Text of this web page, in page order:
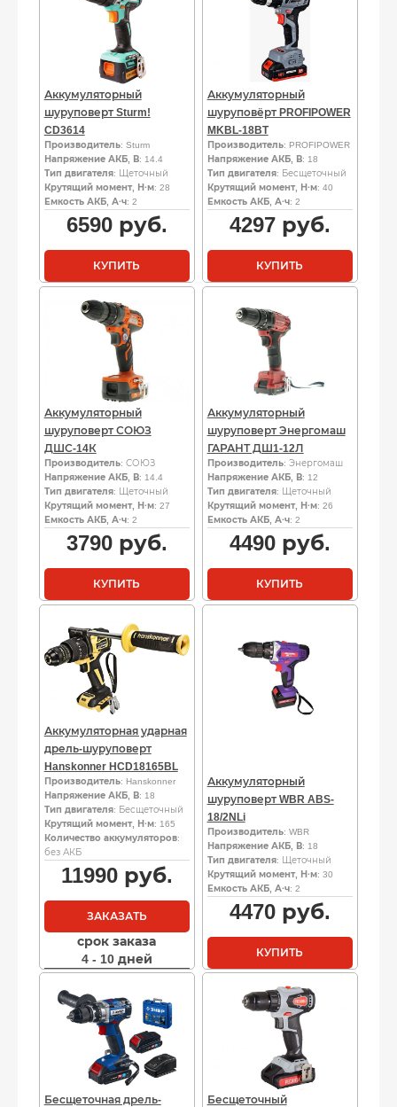
Аккумуляторный
шуруповерт Sturm!
CD3614
Производитель: Sturm
Напряжение АКБ, В: 14.4
Тип двигателя: Щеточный
Крутящий момент, Н·м: 28
Емкость АКБ, А·ч: 2
6590руб.
КУПИТЬ
Аккумуляторный
шуруповёрт PROFIPOWER
MKBL-18BT
Производитель: PROFIPOWER
Напряжение АКБ, В: 18
Тип двигателя: Бесщеточный
Крутящий момент, Н·м: 40
Емкость АКБ, А·ч: 2
4297руб.
КУПИТЬ
Аккумуляторный
шуруповерт СОЮЗ
ДШС-14К
Производитель: СОЮЗ
Напряжение АКБ, В: 14.4
Тип двигателя: Щеточный
Крутящий момент, Н·м: 27
Емкость АКБ, А·ч: 2
3790руб.
КУПИТЬ
Аккумуляторный
шуруповерт Энергомаш
ГАРАНТ ДШ1-12Л
Производитель: Энергомаш
Напряжение АКБ, В: 12
Тип двигателя: Щеточный
Крутящий момент, Н·м: 26
Емкость АКБ, А·ч: 2
4490руб.
КУПИТЬ
Аккумуляторная ударная
дрель-шуруповерт
Hanskonner HCD18165BL
Производитель: Hanskonner
Напряжение АКБ, В: 18
Тип двигателя: Бесщеточный
Крутящий момент, Н·м: 165
Количество аккумуляторов:
без АКБ
11990руб.
ЗАКАЗАТЬ
срок заказа
4 - 10 дней
Аккумуляторный
шуруповерт WBR ABS-
18/2NLi
Производитель: WBR
Напряжение АКБ, В: 18
Тип двигателя: Щеточный
Крутящий момент, Н·м: 30
Емкость АКБ, А·ч: 2
4470руб.
КУПИТЬ
Бесщеточная дрель-
Бесщеточный